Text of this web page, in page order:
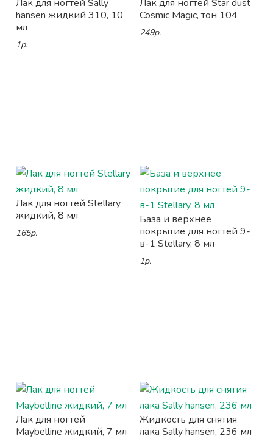
Лак для ногтей Sally
hansen жидкий 310, 10
мл
1р.
Лак для ногтей Star dust
Cosmic Magic, тон 104
249р.
Лак для ногтей Stellary
жидкий, 8 мл
165р.
База и верхнее
покрытие для ногтей 9-
в-1 Stellary, 8 мл
1р.
Лак для ногтей
Maybelline жидкий, 7 мл
Жидкость для снятия
лака Sally hansen, 236 мл